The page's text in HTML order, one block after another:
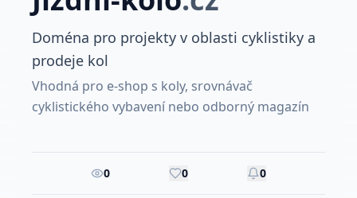
Doména pro projekty v oblasti cyklistiky a
prodeje kol
Vhodná pro e-shop s koly, srovnávač
cyklistického vybavení nebo odborný magazín
0 0 0